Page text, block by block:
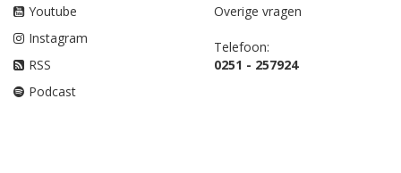
Youtube
Instagram
RSS
Podcast
Overige vragen
Telefoon:
0251 - 257924